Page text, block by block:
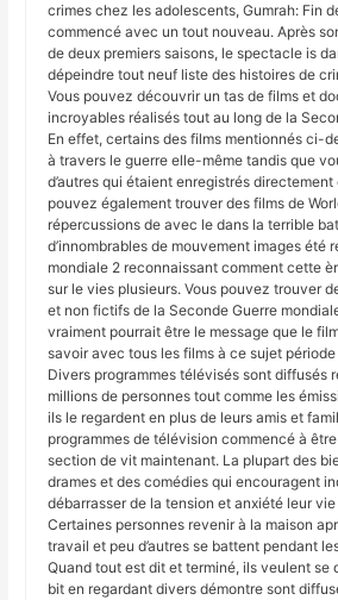
crimes chez les adolescents, Gumrah: Fin
commencé avec un tout nouveau. Après
de deux premiers saisons, le spectacle is
dépeindre tout neuf liste des histoires de
Vous pouvez découvrir un tas de films et
incroyables réalisés tout au long de la
En effet, certains des films mentionnés ci-
à travers le guerre elle-même tandis que
d’autres qui étaient enregistrés directement
pouvez également trouver des films de
répercussions de avec le dans la terrible
d’innombrables de mouvement images été
mondiale 2 reconnaissant comment cette
sur le vies plusieurs. Vous pouvez trouver
et non fictifs de la Seconde Guerre
vraiment pourrait être le message que le
savoir avec tous les films à ce sujet
Divers programmes télévisés sont diffusés
millions de personnes tout comme les
ils le regardent en plus de leurs amis et
programmes de télévision commencé à
section de vit maintenant. La plupart des
drames et des comédies qui encouragent
débarrasser de la tension et anxiété leur
Certaines personnes revenir à la maison
travail et peu d’autres se battent pendant
Quand tout est dit et terminé, ils veulent se
bit en regardant divers démontre sont